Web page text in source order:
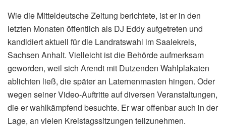
Wie die Mitteldeutsche Zeitung berichtete, ist er in den
letzten Monaten öffentlich als DJ Eddy aufgetreten und
kandidiert aktuell für die Landratswahl im Saalekreis,
Sachsen Anhalt. Vielleicht ist die Behörde aufmerksam
geworden, weil sich Arendt mit Dutzenden Wahlplakaten
ablichten ließ, die später an Laternenmasten hingen. Oder
wegen seiner Video-Auftritte auf diversen Veranstaltungen,
die er wahlkämpfend besuchte. Er war offenbar auch in der
Lage, an vielen Kreistagssitzungen teilzunehmen.